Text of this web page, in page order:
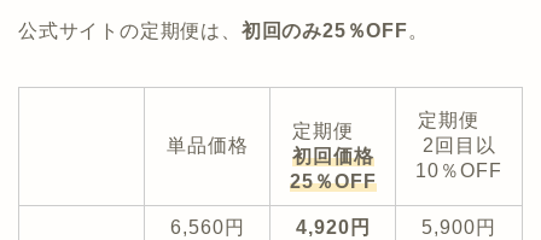
公式サイトの定期便は、 初回のみ25％OFF。
単品価格
定期便
初回価格
25％OFF
定期便
2回目以
10％OFF
6,560円
4,920円
5,900円